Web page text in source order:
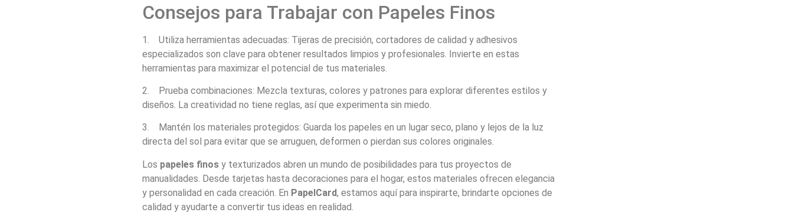
Consejos para Trabajar con Papeles Finos
1. Utiliza herramientas adecuadas: Tijeras de precisión, cortadores de calidad y adhesivos
especializados son clave para obtener resultados limpios y profesionales. Invierte en estas
herramientas para maximizar el potencial de tus materiales.
2. Prueba combinaciones: Mezcla texturas, colores y patrones para explorar diferentes estilos y
diseños. La creatividad no tiene reglas, así que experimenta sin miedo.
3. Mantén los materiales protegidos: Guarda los papeles en un lugar seco, plano y lejos de la luz
directa del sol para evitar que se arruguen, deformen o pierdan sus colores originales.
Los papeles finosy texturizados abren un mundo de posibilidades para tus proyectos de
manualidades. Desde tarjetas hasta decoraciones para el hogar, estos materiales ofrecen elegancia
y personalidad en cada creación. En PapelCard, estamos aquí para inspirarte, brindarte opciones de
calidad y ayudarte a convertir tus ideas en realidad.